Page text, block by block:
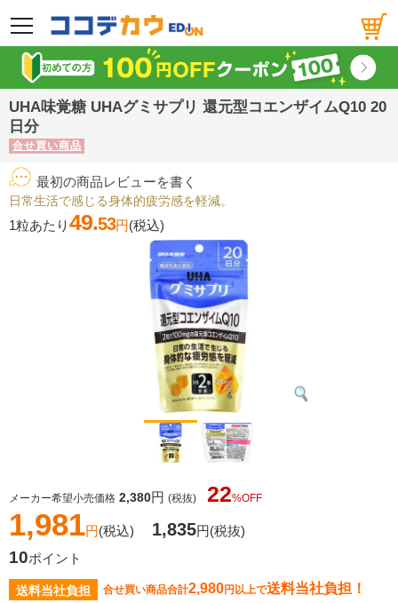
メニュー
UHA味覚糖 UHAグミサプリ 還元型コエンザイムQ10 20
日分
合せ買い商品
最初の商品レビューを書く
日常生活で感じる身体的疲労感を軽減。
1粒あたり49.53円(税込)
メーカー希望小売価格 2,380円 (税抜) 22%OFF
1,981円(税込) 1,835円(税抜)
10ポイント
送料当社負担 合せ買い商品合計2,980円以上で送料当社負担！